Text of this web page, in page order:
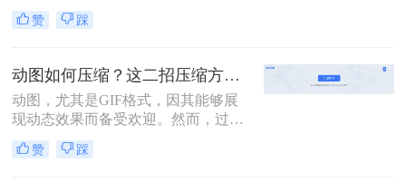
能会占用过多存储空间，影响网页加
载速度。那么动图怎么压缩内存变小
方法。
赞 踩
动图如何压缩？这二招压缩方法值得看！
动图，尤其是GIF格式，因其能够展
现动态效果而备受欢迎。然而，过大
的动图文件可能会占用较多存储空
间，影响网页加载速度。因此，压缩
赞 踩